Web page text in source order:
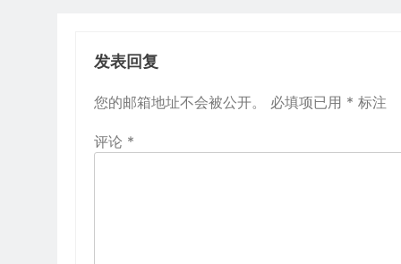
发表回复
您的邮箱地址不会被公开。 必填项已用 * 标注
评论 *